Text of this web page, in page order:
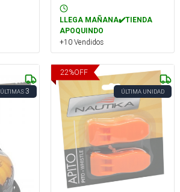
LLEGA MAÑANA✔️TIENDA
APOQUINDO
+10 Vendidos
ÚLTIMAS3
22%OFF
ÚLTIMA UNIDAD